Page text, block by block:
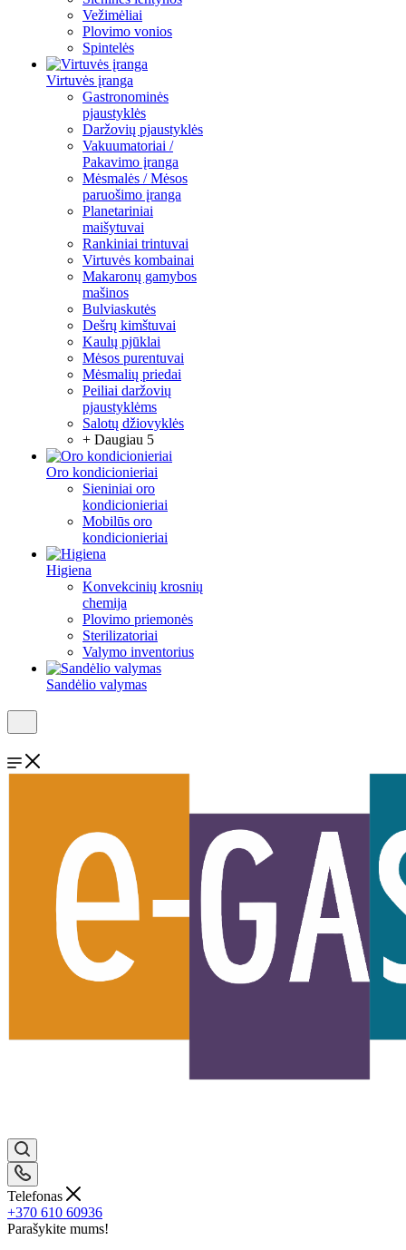
Vežimėliai
Plovimo vonios
Spintelės
Virtuvės įranga
Gastronominės
pjaustyklės
Daržovių pjaustyklės
Vakuumatoriai /
Pakavimo įranga
Mėsmalės / Mėsos
paruošimo įranga
Planetariniai
maišytuvai
Rankiniai trintuvai
Virtuvės kombainai
Makaronų gamybos
mašinos
Bulviaskutės
Dešrų kimštuvai
Kaulų pjūklai
Mėsos purentuvai
Mėsmalių priedai
Peiliai daržovių
pjaustyklėms
Salotų džiovyklės
+ Daugiau 5
Oro kondicionieriai
Sieniniai oro
kondicionieriai
Mobilūs oro
kondicionieriai
Higiena
Konvekcinių krosnių
chemija
Plovimo priemonės
Sterilizatoriai
Valymo inventorius
Sandėlio valymas
Telefonas
+370 610 60936
Parašykite mums!